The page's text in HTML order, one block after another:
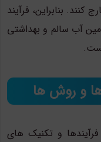
بنابراین، فرآیند
آب سالم و بهداشتی
و روش ها
و تکنیک های